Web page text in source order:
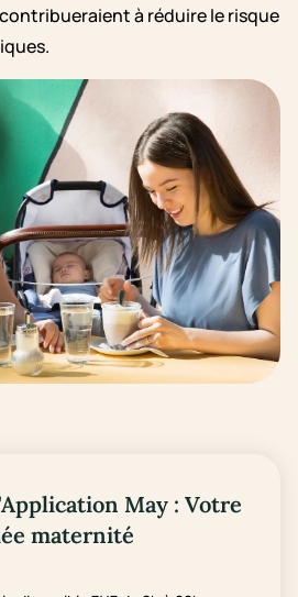
à réduire le risque
May : Votre
maternité